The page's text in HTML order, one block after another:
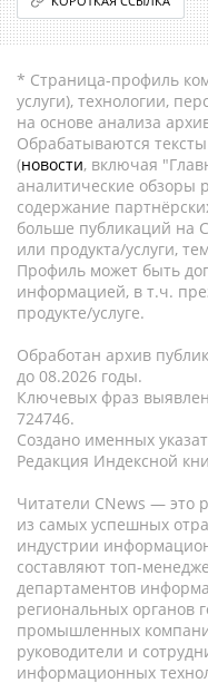
* Страница-профиль
услуги), технологии,
на основе анализа
Обрабатываются
(новости, включая
аналитические обзоры
содержание
больше публикаций на
или продукта/услуги,
Профиль может быть
информацией, в т.ч.
продукте/услуге.
Обработан архив
до 08.2026 годы.
Ключевых фраз
724746.
Создано именных
Редакция Индексной
Читатели CNews — это
из самых успешных
индустрии
составляют топ-
департаментов
региональных органов
промышленных
руководители и
информационных